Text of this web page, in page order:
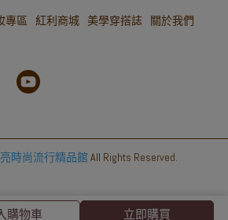
完成
購物車 立即購買
專區 紅利商城 美學穿搭誌 關於我們
亮時尚流行精品館 All Rights Reserved.